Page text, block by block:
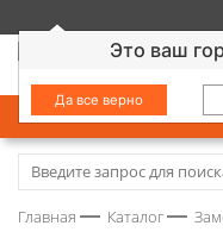
Это ваш
Да все верно
КАТАЛОГ
Замочно-скобяные
Главная Каталог